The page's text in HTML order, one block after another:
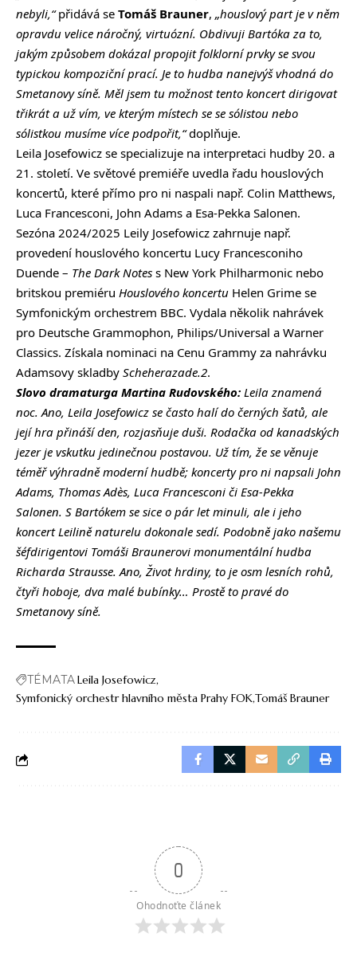
nebyli,“přidává se Tomáš Brauner, „houslový part je v něm
opravdu velice náročný, virtuózní. Obdivuji Bartóka za to,
jakým způsobem dokázal propojit folklorní prvky se svou
typickou kompoziční prací. Je to hudba nanejvýš vhodná do
Smetanovy síně. Měl jsem tu možnost tento koncert dirigovat
třikrát a už vím, ve kterým místech se se sólistou nebo
sólistkou musíme více podpořit,“doplňuje.
Leila Josefowicz se specializuje na interpretaci hudby 20. a
21. století. Ve světové premiéře uvedla řadu houslových
koncertů, které přímo pro ni naspali např. Colin Matthews,
Luca Francesconi, John Adams a Esa-Pekka Salonen.
Sezóna 2024/2025 Leily Josefowicz zahrnuje např.
provedení houslového koncertu Lucy Francesconiho
Duende – The Dark Notes s New York Philharmonic nebo
britskou premiéru Houslového koncertu Helen Grime se
Symfonickým orchestrem BBC. Vydala několik nahrávek
pro Deutsche Grammophon, Philips/Universal a Warner
Classics. Získala nominaci na Cenu Grammy za nahrávku
Adamsovy skladby Scheherazade.2.
Slovo dramaturga Martina Rudovského: Leila znamená
noc. Ano, Leila Josefowicz se často halí do černých šatů, ale
její hra přináší den, rozjasňuje duši. Rodačka od kanadských
jezer je vskutku jedinečnou postavou. Už tím, že se věnuje
téměř výhradně moderní hudbě; koncerty pro ni napsali John
Adams, Thomas Adès, Luca Francesconi či Esa-Pekka
Salonen. S Bartókem se sice o pár let minuli, ale i jeho
koncert Leilině naturelu dokonale sedí. Podobně jako našemu
šéfdirigentovi Tomáši Braunerovi monumentální hudba
Richarda Strausse. Ano, Život hrdiny, to je osm lesních rohů,
čtyři hoboje, dva malé bubínky… Prostě to pravé do
Smetanovy síně.
TÉMATALeila Josefowicz
Symfonický orchestr hlavního města Prahy FOKTomáš Brauner
0
Ohodnoťte článek